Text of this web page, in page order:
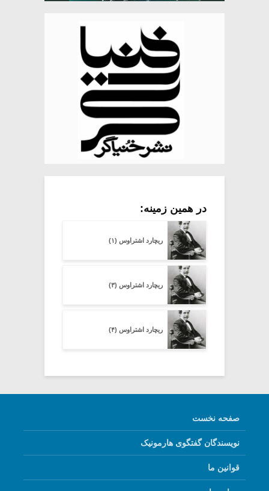
در همین زمینه:
ریچارد اشتراوس (۱)
ریچارد اشتراوس (۳)
ریچارد اشتراوس (۴)
صفحه نخست
نویسندگان گفتگوی هارمونیک
قوانین ما